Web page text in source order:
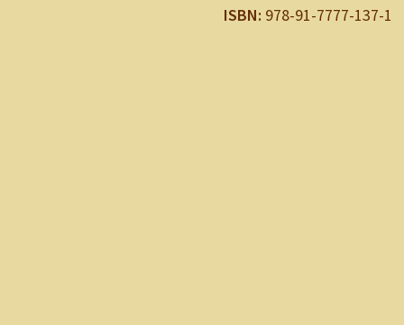
ISBN: 978-91-7777-137-1